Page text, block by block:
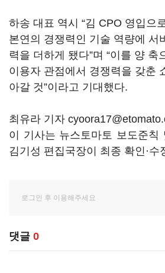
하송 대표 역시 “김 CPO 영입으
본연의 경쟁력인 기술 역량에 서
력을 더하게 됐다”며 “이를 양 축
이용자 관점에서 경쟁력을 갖춘
아갈 것”이라고 기대했다.
최유라 기자
이 기사는 뉴스토마토 보도준칙
김기성 편집국장이 최종 확인·수
댓글 0